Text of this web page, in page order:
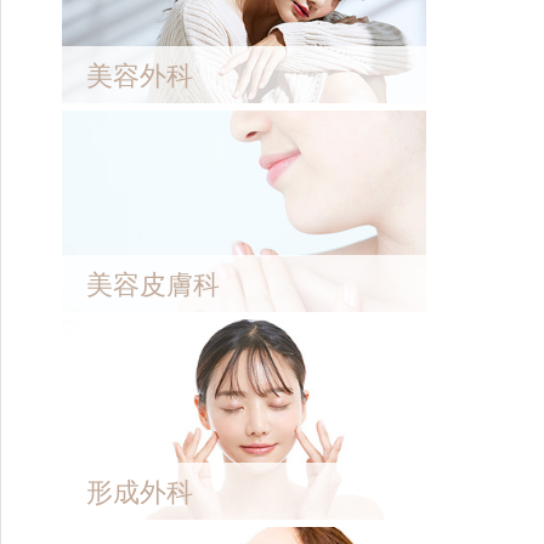
美容外科
美容皮膚科
形成外科